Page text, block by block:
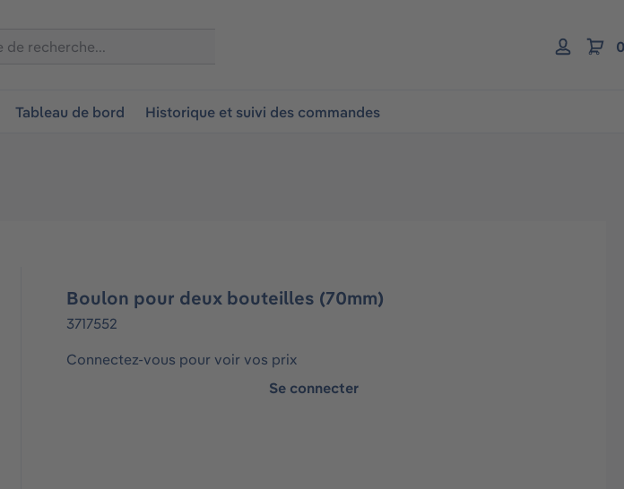
Tableau de bord Historique et suivi des commandes
Boulon pour deux bouteilles (70mm)
3717552
Connectez-vous pour voir vos prix
Se connecter